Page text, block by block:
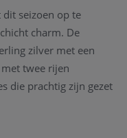
seizoen op te
charm. De
zilver met een
twee rijen
die prachtig zijn gezet
je look te updaten.